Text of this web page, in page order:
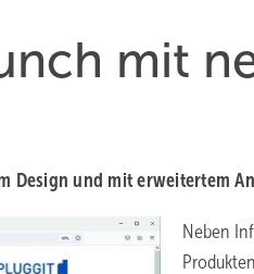
mit
Design und mit erweitertem
Neben